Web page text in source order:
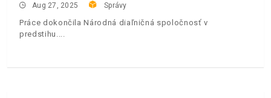
Aug 27, 2025 Správy
Práce dokončila Národná diaľničná spoločnosť v
predstihu.